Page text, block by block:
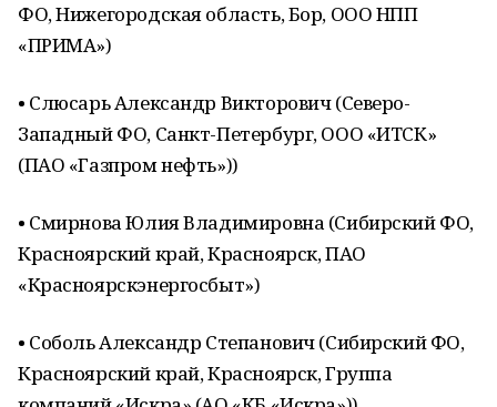
ФО, Нижегородская область, Бор, ООО НПП
«ПРИМА»)
• Слюсарь Александр Викторович (Северо-
Западный ФО, Санкт-Петербург, ООО «ИТСК»
(ПАО «Газпром нефть»))
• Смирнова Юлия Владимировна (Сибирский ФО,
Красноярский край, Красноярск, ПАО
«Красноярскэнергосбыт»)
• Соболь Александр Степанович (Сибирский ФО,
Красноярский край, Красноярск, Группа